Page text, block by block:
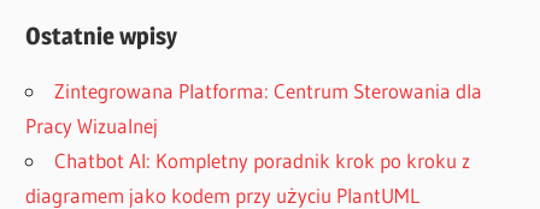
Ostatnie wpisy
Zintegrowana Platforma: Centrum Sterowania dla
Pracy Wizualnej
Chatbot AI: Kompletny poradnik krok po kroku z
diagramem jako kodem przy użyciu PlantUML